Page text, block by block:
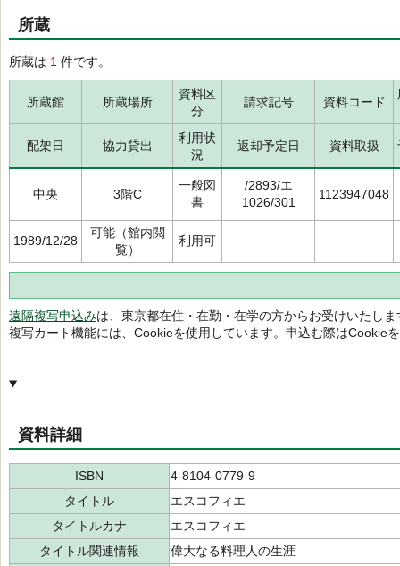
所蔵
所蔵は 1 件です。
所蔵館 所蔵場所
資料区
分
請求記号 資料コード
配架日 協力貸出
利用状
況
返却予定日 資料取扱
中央 3階C
一般図
書
/2893/エ
1026/301
1123947048
1989/12/28
可能（館内閲
覧）
利用可
遠隔複写申込みは、東京都在住・在勤・在学の方からお受けいたしま
複写カート機能には、Cookieを使用しています。申込む際はCookie
資料詳細
ISBN
4-8104-0779-9
タイトル
エスコフィエ
タイトルカナ
エスコフィエ
タイトル関連情報
偉大なる料理人の生涯